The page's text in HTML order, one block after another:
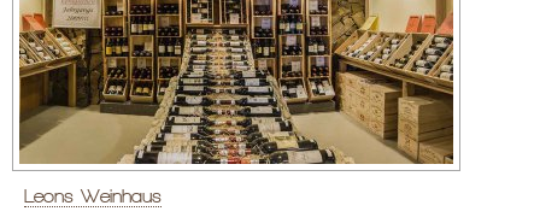
Leons Weinhaus